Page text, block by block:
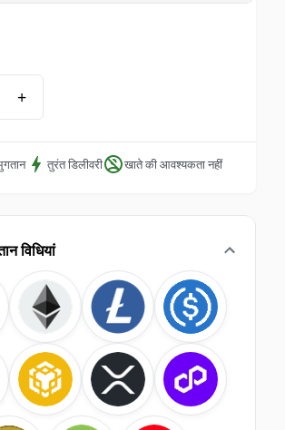
+
तुरंत डिलीवरी खाते की आवश्यकता नहीं
विधियां